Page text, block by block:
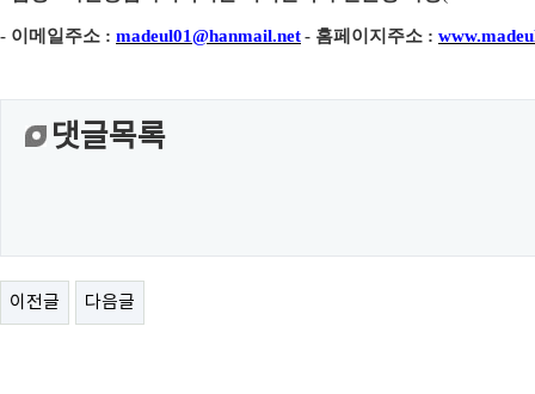
- 이메일주소 : madeul01@hanmail.net- 홈페이지주소 :
댓글목록
이전글 다음글